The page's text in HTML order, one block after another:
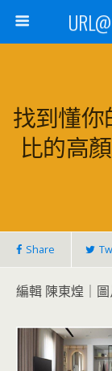
找到懂
比的高
Share
編輯 陳東煌｜